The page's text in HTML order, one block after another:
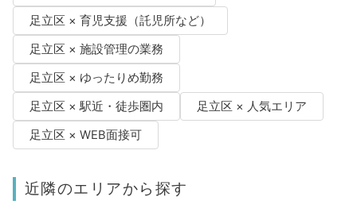
足立区 × 育児支援（託児所など）
足立区 × 施設管理の業務
足立区 × ゆったりめ勤務
足立区 × 駅近・徒歩圏内
足立区 × 人気エリア
足立区 × WEB面接可
近隣のエリアから探す